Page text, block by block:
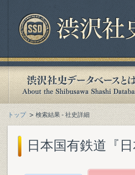
トップ 検索結果 - 社史詳細
日本国有鉄道『